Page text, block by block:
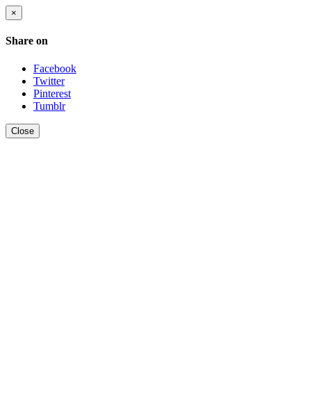
×
Share on
Facebook
Twitter
Pinterest
Tumblr
Close